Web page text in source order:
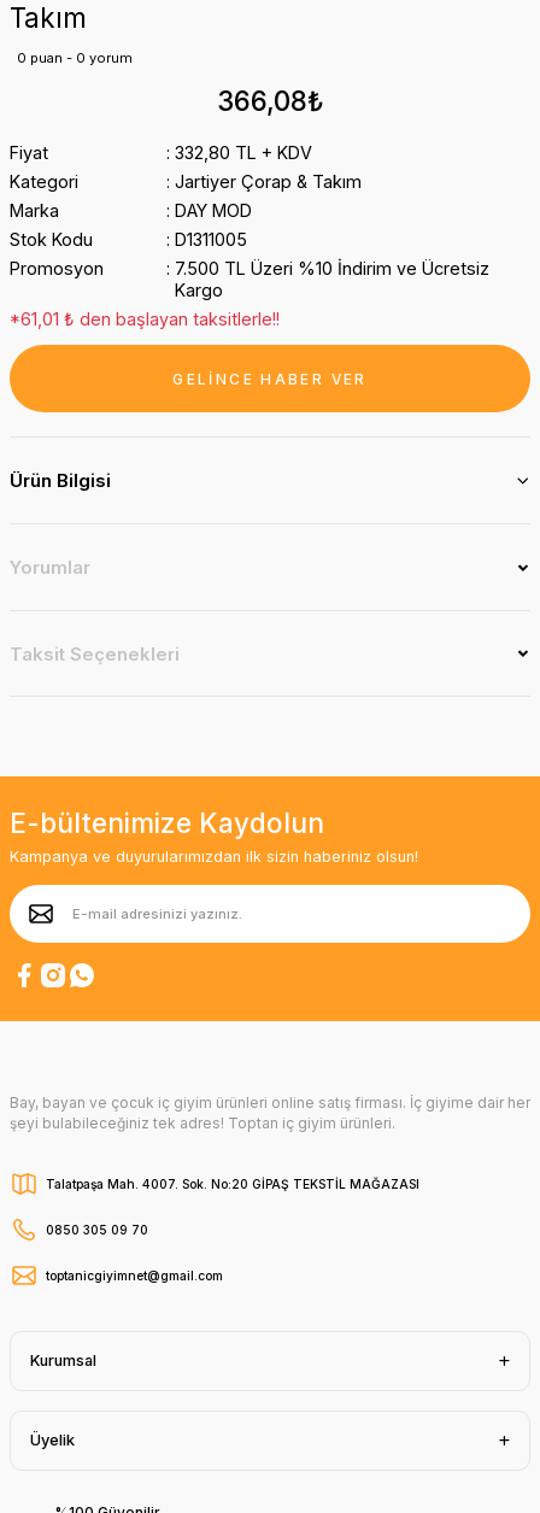
Takım
0 puan - 0 yorum
366,08₺
Fiyat
332,80 TL + KDV
Kategori
Jartiyer Çorap & Takım
Marka
DAY MOD
Stok Kodu
D1311005
Promosyon
7.500 TL Üzeri %10 İndirim ve Ücretsiz
Kargo
*61,01 ₺ den başlayan taksitlerle!!
GELİNCE HABER VER
Ürün Bilgisi
Yorumlar
Taksit Seçenekleri
E-bültenimize Kaydolun
Kampanya ve duyurularımızdan ilk sizin haberiniz olsun!
Bay, bayan ve çocuk iç giyim ürünleri online satış firması. İç giyime dair her
şeyi bulabileceğiniz tek adres! Toptan iç giyim ürünleri.
Talatpaşa Mah. 4007. Sok. No:20 GİPAŞ TEKSTİL MAĞAZASI
0850 305 09 70
toptanicgiyimnet@gmail.com
Kurumsal
Üyelik